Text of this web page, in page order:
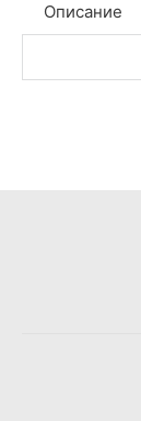
Описание